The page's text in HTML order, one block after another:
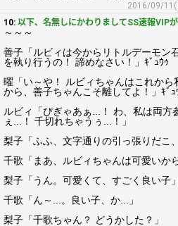
2016/09/11(
10: 以下、名無しにかわりましてSS速報VIP
～～～
善子「ルビィは今からリトルデーモン
を執り行うの！ 諦めなさい！」ｷﾞｭｳｩ
曜「い～や！ ルビィちゃんはこれか
から、善子ちゃんこそ離してよ！」ｷﾞｭ
ルビィ「ぴぎゃあぁ...！ わ、私は両方
ぇ...！ 千切れちゃうぅ...！」
梨子「ふふ、文字通りの引っ張りだこ
千歌「まあ、ルビィちゃんは可愛いか
梨子「うん。可愛くて、すごく良い子」
千歌「ん～...。良い子、か...」
梨子「千歌ちゃん？ どうかした？」